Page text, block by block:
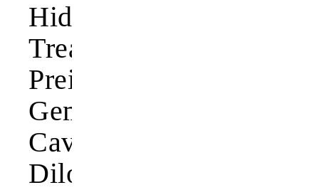
Hidden
Treasure
Preis:
Gemstone
Caverns
Dilogie